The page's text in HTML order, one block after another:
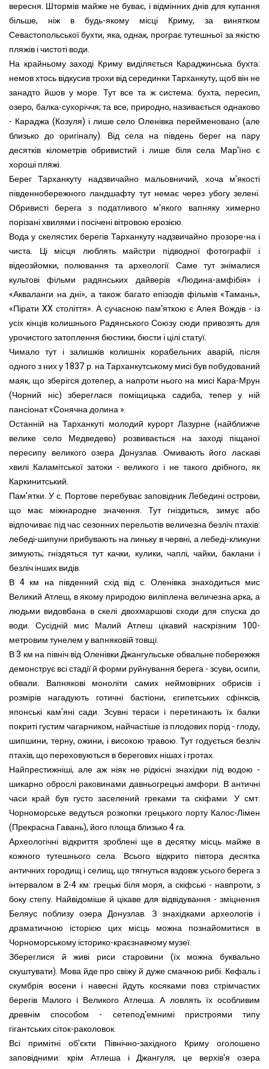
вересня. Штормів майже не буває, і відмінних днів для купання
більше, ніж в будь-якому місці Криму, за винятком
Севастопольської бухти, яка, однак, програє тутешньої за якістю
пляжів і чистоті води.
На крайньому заході Криму виділяється Караджинська бухта:
немов хтось відкусив трохи від серединки Тарханкуту, щоб він не
занадто йшов у море. Тут все та ж система: бухта, пересип,
озеро, балка-сухоріччя; та все, природно, називається однаково
- Караджа (Козуля) і лише село Оленівка перейменовано (але
близько до оригіналу). Від села на південь берег на пару
десятків кілометрів обривистий і лише біля села Мар'їно є
хороші пляжі.
Берег Тарханкуту надзвичайно мальовничий, хоча м'якості
південнобережного ландшафту тут немає через убогу зелені.
Обривисті берега з податливого м'якого вапняку химерно
порізані хвилями і посічені вітровою ерозією.
Вода у скелястих берегів Тарханкуту надзвичайно прозоре-на і
чиста. Ці місця люблять майстри підводної фотографії і
відеозйомки, полювання та археології. Саме тут знімалися
культові фільми радянських дайверів «Людина-амфібія» і
«Акваланги на дні», а також багато епізодів фільмів «Тамань»,
«Пірати XX століття». А сучасною пам'яткою є Алея Вождів - із
усіх кінців колишнього Радянського Союзу сюди привозять для
урочистого затоплення бюстики, бюсти і цілі статуї.
Чимало тут і залишків колишніх корабельних аварій, після
одного з них у 1837 р. на Тарханкутському мисі був побудований
маяк, що зберігся дотепер, а напроти нього на мисі Кара-Мрун
(Чорний ніс) збереглася поміщицька садиба, тепер у ній
пансіонат «Сонячна долина ».
Останній на Тарханкуті молодий курорт Лазурне (найближче
велике село Медведево) розвивається на заході піщаної
пересипу великого озера Донузлав. Омивають його ласкаві
хвилі Каламітської затоки - великого і не такого дрібного, як
Каркинитський.
Пам'ятки. У с. Портове перебуває заповідник Лебедині острови,
що має міжнародне значення. Тут гніздиться, зимує або
відпочиває під час сезонних перельотів величезна безліч птахів:
лебеді-шипуни прибувають на линьку в червні, а лебеді-кликуни
зимують; гніздяться тут качки, кулики, чаплі, чайки, баклани і
безліч інших видів.
В 4 км на південний схід від с. Оленівка знаходиться мис
Великий Атлеш, в якому природою виліплена величезна арка, а
людьми видовбана в скелі двохмаршові сходи для спуска до
води. Сусідній мис Малий Атлеш цікавий наскрізним 100-
метровим тунелем у вапняковій товщі.
В 3 км на північ від Оленівки Джангульське обвальне побережжя
демонструє всі стадії й форми руйнування берега - зсуви, осипи,
обвали. Вапнякові моноліти самих неймовірних обрисів і
розмірів нагадують готичні бастіони, єгипетських сфінксів,
японські кам'яні сади. Зсувні тераси і перетинають їх балки
покриті густим чагарником, найчастіше із плодових порід - глоду,
шипшини, терну, ожини, і високою травою. Тут годується безліч
птахів, що переховуються в берегових нішах і гротах.
Найпрестижніші, але аж ніяк не рідкісні знахідки під водою -
шикарно оброслі раковинами давньогрецькі амфори. В античні
часи край був густо заселений греками та скіфами. У смт.
Чорноморське ведуться розкопки грецького порту Калос-Лімен
(Прекрасна Гавань), його площа близько 4 га.
Археологічні відкриття зроблені ще в десятку місць майже в
кожного тутешнього села. Всього відкрито півтора десятка
античних городищ і селищ, що тягнуться вздовж усього берега з
інтервалом в 2-4 км: грецькі біля моря, а скіфські - навпроти, з
боку степу. Найвідоміше й цікаве для відвідування - зміцнення
Беляус поблизу озера Донузлав. З знахідками археологів і
драматичною історією цих місць можна познайомитися в
Чорноморському історико-краєзнавчому музеї.
Збереглися й живі риси старовини (їх можна буквально
скуштувати). Мова йде про свіжу й дуже смачною рибі. Кефаль і
скумбрія восени і навесні йдуть косяками повз стрімчастих
берегів Малого і Великого Атлеша. А ловлять їх особливим
древнім способом - сетепод'емнимі пристроями типу
гігантських сіток-раколовок.
Всі примітні об'єкти Північно-західного Криму оголошено
заповідними: крім Атлеша і Джангуля, це верхів'я озера